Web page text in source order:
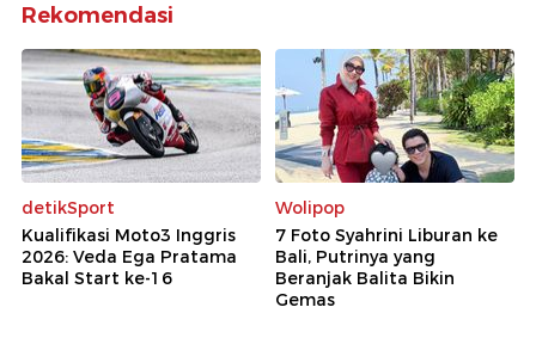
Rekomendasi
detikSport
Kualifikasi Moto3 Inggris
2026: Veda Ega Pratama
Bakal Start ke-16
Wolipop
7 Foto Syahrini Liburan ke
Bali, Putrinya yang
Beranjak Balita Bikin
Gemas